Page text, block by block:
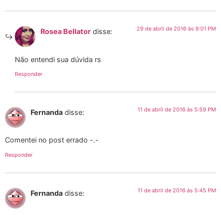
Rosea Bellator disse: 29 de abril de 2016 às 9:01 PM
Não entendi sua dúvida rs
Responder
Fernanda disse: 11 de abril de 2016 às 5:59 PM
Comentei no post errado -.-
Responder
Fernanda disse: 11 de abril de 2016 às 5:45 PM